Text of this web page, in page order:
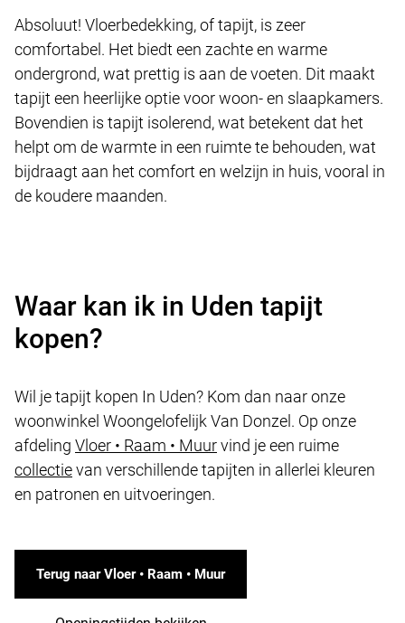
Absoluut! Vloerbedekking, of tapijt, is zeer
comfortabel. Het biedt een zachte en warme
ondergrond, wat prettig is aan de voeten. Dit maakt
tapijt een heerlijke optie voor woon- en slaapkamers.
Bovendien is tapijt isolerend, wat betekent dat het
helpt om de warmte in een ruimte te behouden, wat
bijdraagt aan het comfort en welzijn in huis, vooral in
de koudere maanden.
Waar kan ik in Uden tapijt
kopen?
Wil je tapijt kopen In Uden? Kom dan naar onze
woonwinkel Woongelofelijk Van Donzel. Op onze
afdeling Vloer • Raam • Muurvind je een ruime
collectievan verschillende tapijten in allerlei kleuren
en patronen en uitvoeringen.
Terug naar Vloer • Raam • Muur